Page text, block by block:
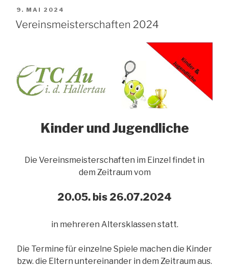
VERÖFFENTLICHT
AM
9. MAI 2024
Vereinsmeisterschaften 2024
Kinder und Jugendliche
Die Vereinsmeisterschaften im Einzel findet in
dem Zeitraum vom
20.05. bis 26.07.2024
in mehreren Altersklassen statt.
Die Termine für einzelne Spiele machen die Kinder
bzw. die Eltern untereinander in dem Zeitraum aus.